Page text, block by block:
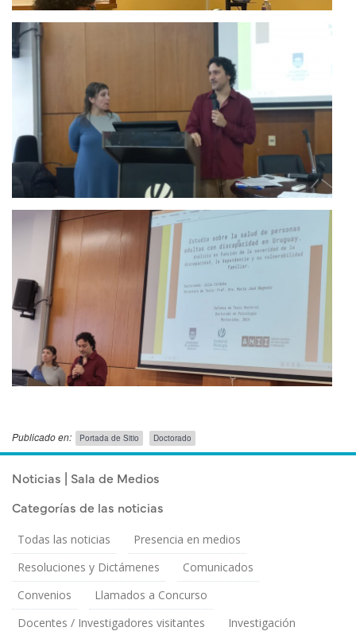
Noticias | Sala de Medios
Categorías de las noticias
Todas las noticias
Presencia en medios
Resoluciones y Dictámenes
Comunicados
Convenios
Llamados a Concurso
Docentes / Investigadores visitantes
Investigación
Publicado en: Portada de Sitio Doctorado
Publicado el Lunes 16 Diciembre, 2024